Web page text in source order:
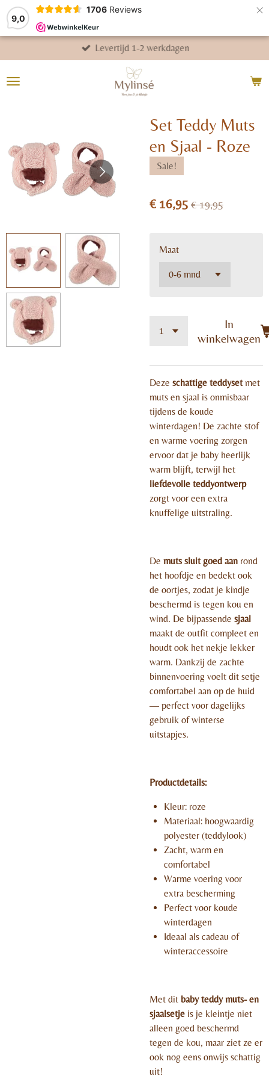
9,0
1706 Reviews ×
Levertijd 1-2 werkdagen
Set Teddy Muts
en Sjaal - Roze
Sale!
€ 16,95 € 19,95
Maat
In
winkelwagen
Deze schattige teddysetmet
muts en sjaal is onmisbaar
tijdens de koude
winterdagen! De zachte stof
en warme voering zorgen
ervoor dat je baby heerlijk
warm blijft, terwijl het
liefdevolle teddyontwerp
zorgt voor een extra
knuffelige uitstraling.
De muts sluit goed aan rond
het hoofdje en bedekt ook
de oortjes, zodat je kindje
beschermd is tegen kou en
wind. De bijpassende sjaal
maakt de outfit compleet en
houdt ook het nekje lekker
warm. Dankzij de zachte
binnenvoering voelt dit setje
comfortabel aan op de huid
— perfect voor dagelijks
gebruik of winterse
uitstapjes.
Productdetails:
Kleur: roze
Materiaal: hoogwaardig
polyester (teddylook)
Zacht, warm en
comfortabel
Warme voering voor
extra bescherming
Perfect voor koude
winterdagen
Ideaal als cadeau of
winteraccessoire
Met dit baby teddy muts- en
sjaalsetje is je kleintje niet
alleen goed beschermd
tegen de kou, maar ziet ze er
ook nog eens onwijs schattig
uit!